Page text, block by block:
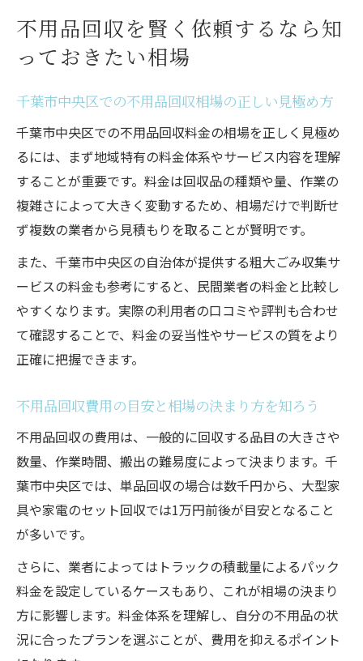
不用品回収を賢く依頼するなら知
っておきたい相場
千葉市中央区での不用品回収相場の正しい見極め方
千葉市中央区での不用品回収料金の相場を正しく見極め
るには、まず地域特有の料金体系やサービス内容を理解
することが重要です。料金は回収品の種類や量、作業の
複雑さによって大きく変動するため、相場だけで判断せ
ず複数の業者から見積もりを取ることが賢明です。
また、千葉市中央区の自治体が提供する粗大ごみ収集サ
ービスの料金も参考にすると、民間業者の料金と比較し
やすくなります。実際の利用者の口コミや評判も合わせ
て確認することで、料金の妥当性やサービスの質をより
正確に把握できます。
不用品回収費用の目安と相場の決まり方を知ろう
不用品回収の費用は、一般的に回収する品目の大きさや
数量、作業時間、搬出の難易度によって決まります。千
葉市中央区では、単品回収の場合は数千円から、大型家
具や家電のセット回収では1万円前後が目安となること
が多いです。
さらに、業者によってはトラックの積載量によるパック
料金を設定しているケースもあり、これが相場の決まり
方に影響します。料金体系を理解し、自分の不用品の状
況に合ったプランを選ぶことが、費用を抑えるポイント